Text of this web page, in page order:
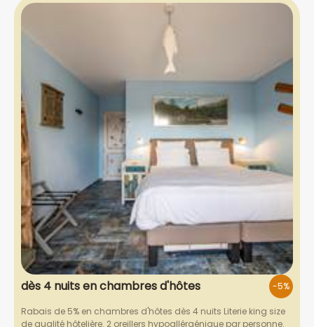
dès 4 nuits en chambres d'hôtes -5%
Rabais de 5% en chambres d'hôtes dès 4 nuits Literie king size
de qualité hôtelière. 2 oreillers hypoallérgénique par personne.